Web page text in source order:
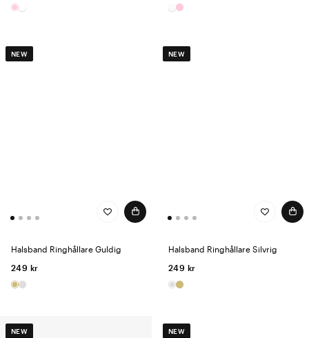
NEW
Halsband Ringhållare Guldig
249 kr
NEW
Halsband Ringhållare Silvrig
249 kr
NEW NEW